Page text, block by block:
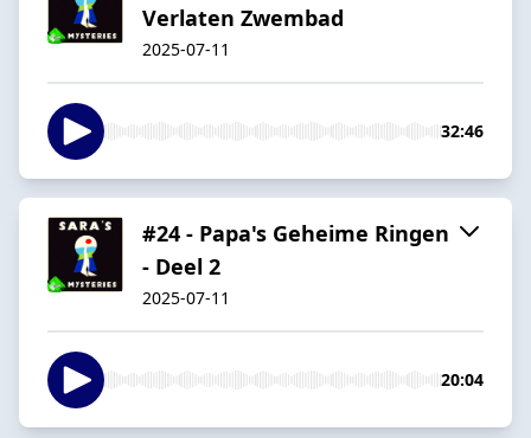
Verlaten Zwembad
2025-07-11
32:46
#24 - Papa's Geheime Ringen
- Deel 2
2025-07-11
20:04